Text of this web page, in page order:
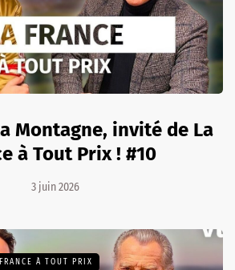
Montagne, invité de La
à Tout Prix ! #10
3 juin 2026
À TOUT PRIX